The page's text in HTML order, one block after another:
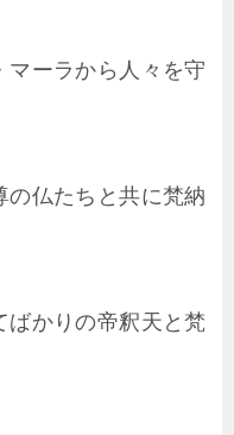
マーラから人々を守
の仏たちと共に梵納
ばかりの帝釈天と梵